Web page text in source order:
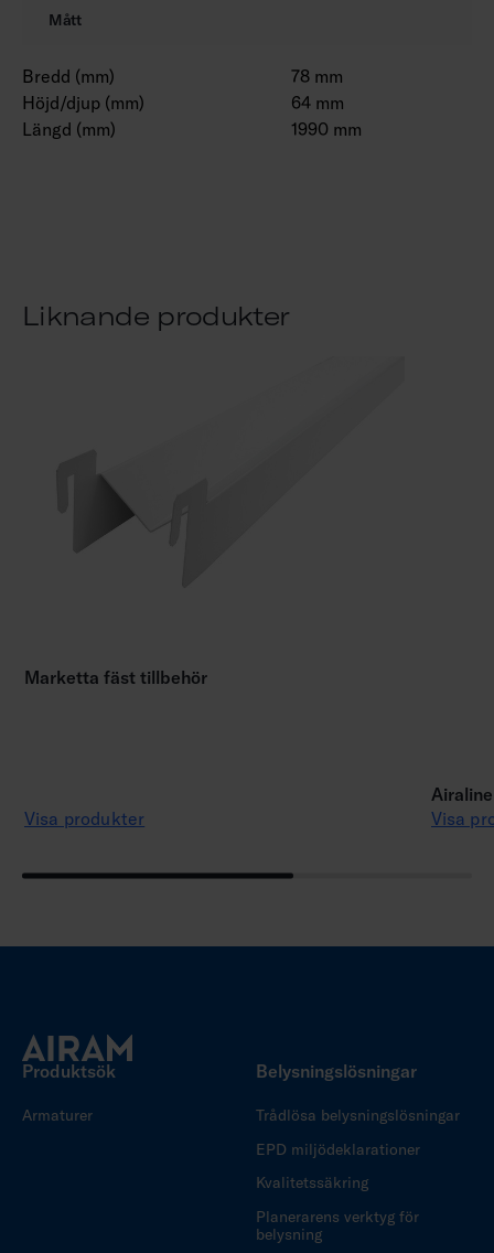
Mått
Bredd (mm)
78 mm
Höjd/djup (mm)
64 mm
Längd (mm)
1990 mm
Liknande produkter
Marketta fäst tillbehör
Visa produkter
Visa
Produktsök
Armaturer
Belysningslösningar
Trådlösa belysningslösningar
EPD miljödeklarationer
Kvalitetssäkring
Planerarens verktyg för
belysning